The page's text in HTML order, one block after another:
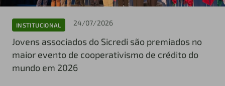
INSTITUCIONAL 24/07/2026
Jovens associados do Sicredi são premiados no
maior evento de cooperativismo de crédito do
mundo em 2026